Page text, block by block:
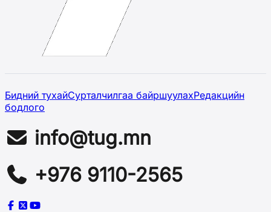
Бидний тухайСурталчилгаа байршуулахРедакцийн
бодлого
info@tug.mn
+976 9110-2565